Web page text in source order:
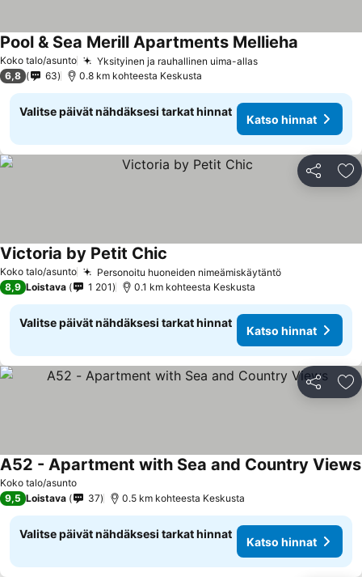
Koko talo/asunto Yksityinen ja rauhallinen uima-allas
Pool & Sea Merill Apartments Mellieha
6,8 63 0.8 km kohteesta Keskusta
Valitse päivät nähdäksesi tarkat hinnat
Katso hinnat
Jaa
Koko talo/asunto Personoitu huoneiden nimeämiskäytäntö
Victoria by Petit Chic
8,9 Loistava 1 201 0.1 km kohteesta Keskusta
Valitse päivät nähdäksesi tarkat hinnat
Katso hinnat
Jaa
Koko talo/asunto
A52 - Apartment with Sea and Country Views
9,5 Loistava 37 0.5 km kohteesta Keskusta
Valitse päivät nähdäksesi tarkat hinnat
Katso hinnat